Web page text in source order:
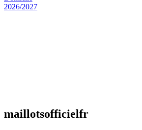
maillotsofficielfr